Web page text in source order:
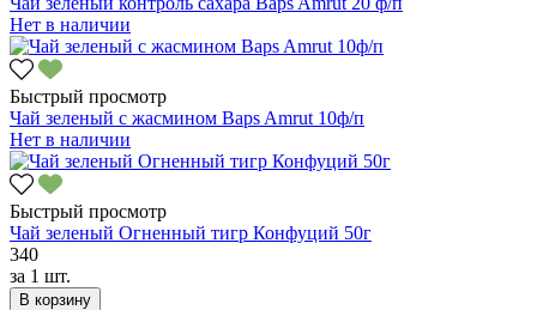
Нет в наличии
Быстрый просмотр
Чай зеленый с жасмином Baps Amrut 10ф/п
Нет в наличии
Быстрый просмотр
Чай зеленый Огненный тигр Конфуций 50г
340
за 1 шт.
В корзину